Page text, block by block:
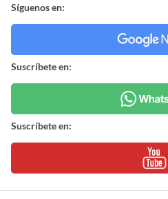
Síguenos en:
Suscríbete en:
Suscríbete en: